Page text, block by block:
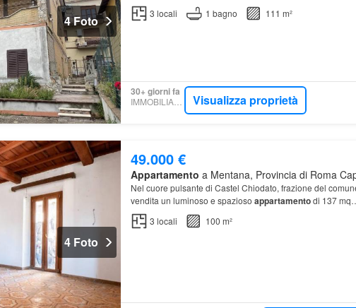
4 Foto
3 locali 1 bagno 111 m²
30+ giorni fa
IMMOBILIARE.IT Visualizza proprietà
4 Foto
49.000 €
Appartamento a Mentana, Provincia di Roma
Nel cuore pulsante di Castel Chiodato, frazione del
vendita un luminoso e spazioso appartamentodi 137
3 locali 100 m²